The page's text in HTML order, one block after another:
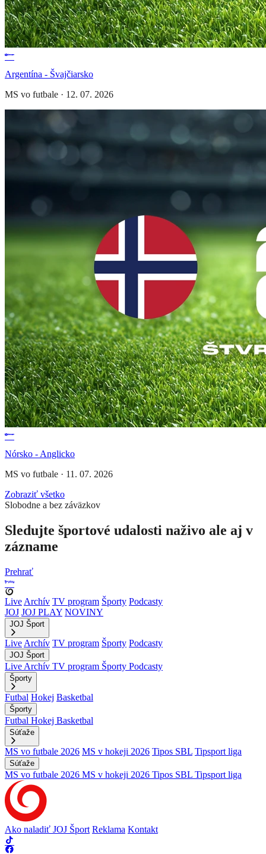
Argentína - Švajčiarsko
MS vo futbale · 12. 07. 2026
Nórsko - Anglicko
MS vo futbale · 11. 07. 2026
Zobraziť všetko
Slobodne a bez záväzkov
Sledujte športové udalosti naživo ale aj v
zázname
Prehrať
Live Archív TV program Športy Podcasty
JOJ JOJ PLAY NOVINY
JOJ Šport
Live Archív TV program Športy Podcasty
JOJ Šport
Live Archív TV program Športy Podcasty
Športy
Futbal Hokej Basketbal
Športy
Futbal Hokej Basketbal
Súťaže
MS vo futbale 2026 MS v hokeji 2026 Tipos SBL Tipsport liga
Súťaže
MS vo futbale 2026 MS v hokeji 2026 Tipos SBL Tipsport liga
Ako naladiť JOJ Šport Reklama Kontakt